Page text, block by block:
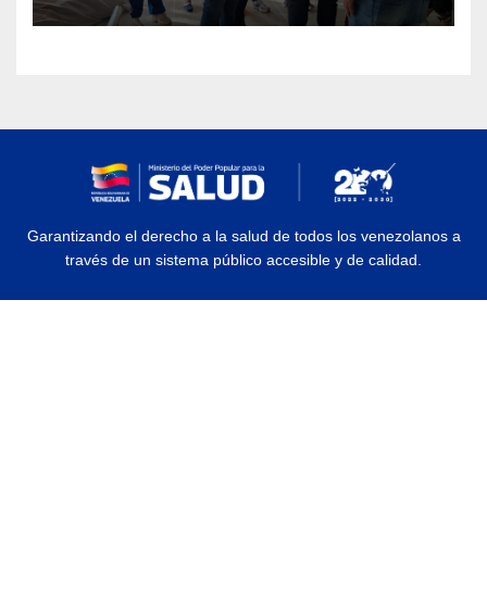
Garantizando el derecho a la salud de todos los venezolanos a
través de un sistema público accesible y de calidad.